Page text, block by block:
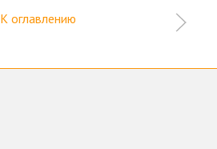
К оглавлению